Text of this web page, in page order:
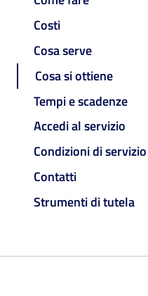
Costi
Cosa serve
Cosa si ottiene
Tempi e scadenze
Accedi al servizio
Condizioni di servizio
Contatti
Strumenti di tutela